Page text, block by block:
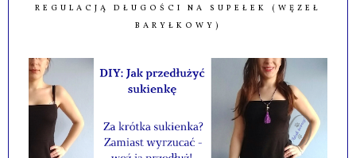
REGULACJĄ DŁUGOŚCI NA SUPEŁEK (WĘZEŁ
BARYŁKOWY)